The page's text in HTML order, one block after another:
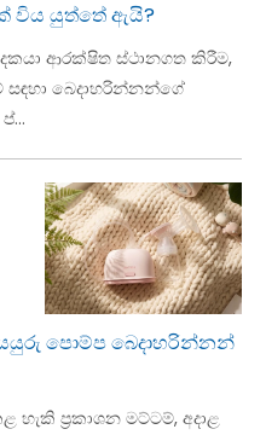
විය යුත්තේ ඇයි?
ආරක්ෂිත ස්ථානගත කිරීම,
බෙදාහරින්නන්ගේ
පොම්ප බෙදාහරින්නන්
ප්‍රකාශන මට්ටම්, අදාළ